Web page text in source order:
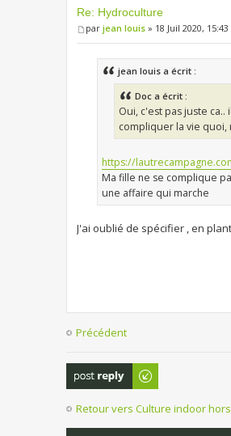
Re: Hydroculture
par jean louis » 18 Juil 2020, 15:43
jean louis a écrit :
Doc a écrit :
Oui, c'est pas juste
compliquer la vie quoi,
https://
Ma fille ne se complique
une affaire qui marche
J'ai oublié de spécifier , en
Précédent
Publier une
réponse
Retour vers Culture indoor